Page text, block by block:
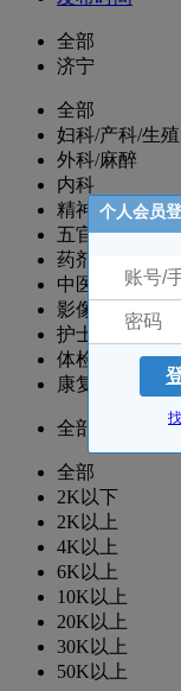
全部
济宁
全部
妇科/产科/生殖
外科/麻醉
内科
精神科
五官/眼科
药剂科
中医科
影像/放射
护士/护理
体检/检验/病理
康复科/治疗/
全部
全部
2K以下
2K以上
4K以上
6K以上
10K以上
20K以上
30K以上
50K以上
个人会员